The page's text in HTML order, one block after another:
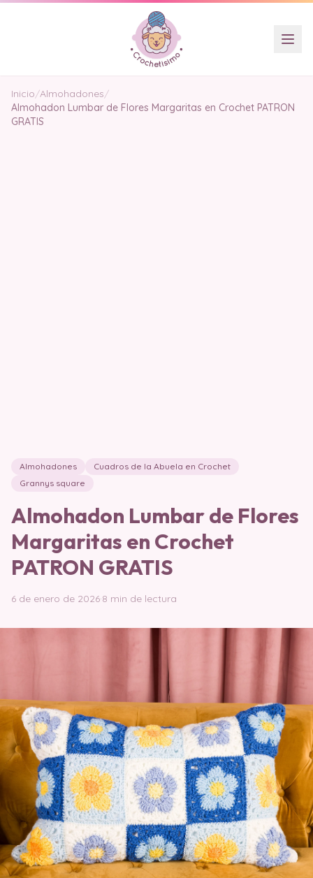
Inicio/Almohadones/
Almohadon Lumbar de Flores Margaritas en Crochet PATRON
GRATIS
Almohadones
Cuadros de la Abuela en Crochet
Grannys square
Almohadon Lumbar de Flores
Margaritas en Crochet
PATRON GRATIS
6 de enero de 2026·8 min de lectura